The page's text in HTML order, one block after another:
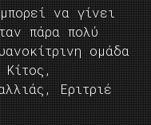
να γίνει
πάρα πολύ
ομάδα
Εριτριέ